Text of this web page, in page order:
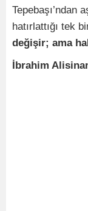
Tepebaşı’ndan
hatırlattığı tek
değişir; ama
İbrahim